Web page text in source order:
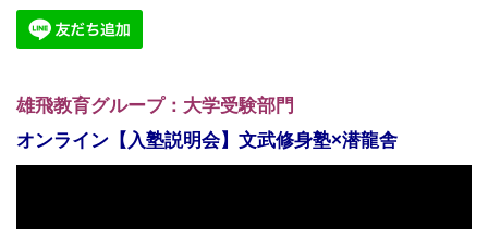
雄飛教育グループ：大学受験部門
オンライン【入塾説明会】文武修身塾×潜龍舎